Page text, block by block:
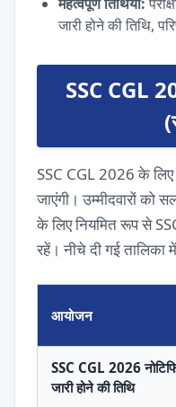
जारी होने की तिथि,
SSC CGL
SSC CGL 2026 के लिए
जाएंगी। उम्मीदवारों को
के लिए नियमित रूप से
रहें। नीचे दी गई तालिका
आयोजन
SSC CGL 2026
जारी होने की तिथि